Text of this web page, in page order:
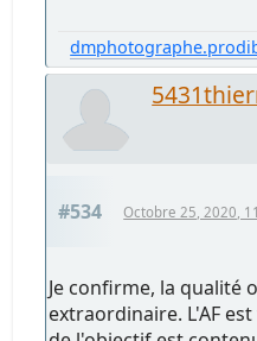
#534 Octobre 25, 2020,
Je confirme, la qualité
extraordinaire. L'AF